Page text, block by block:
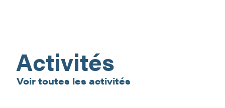
Activités
Voir toutes les activités